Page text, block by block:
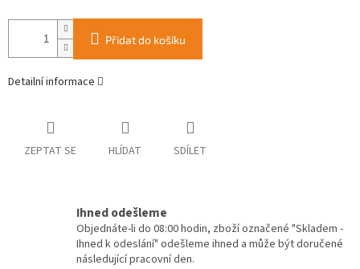
Přidat do košíku
Detailní informace
ZEPTAT SE HLÍDAT SDÍLET
Ihned odešleme
Objednáte-li do 08:00 hodin, zboží označené "Skladem -
Ihned k odeslání" odešleme ihned a může být doručené
následující pracovní den.